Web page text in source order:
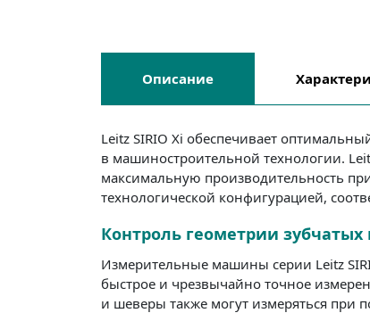
Описание
Leitz SIRIO Xi обеспечивает
в машиностроительной технологии.
максимальную производительность
технологической конфигурацией,
Контроль геометрии зубчатых
Измерительные машины серии Leitz
быстрое и чрезвычайно точное
и шеверы также могут измеряться при